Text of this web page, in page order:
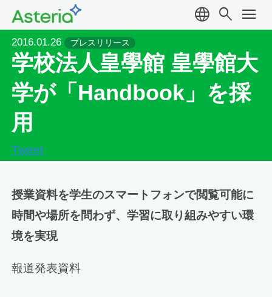
language search menu
2016.01.26 プレスリリース
学校法人皇學館 皇學館大
学が「Handbook」を採
用
Tweet
授業資料を学生のスマートフォンで閲覧可能に
時間や場所を問わず、学習に取り組みやすい環
境を実現
報道発表資料